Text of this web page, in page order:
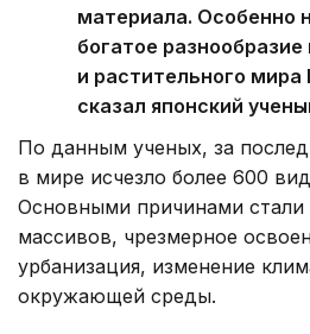
материала. Особенно
богатое
и растительного
сказал японский
По данным ученых, за
в мире исчезло более 600
Основными причинами стали
массивов, чрезмерное
урбанизация, изменение
окружающей среды.